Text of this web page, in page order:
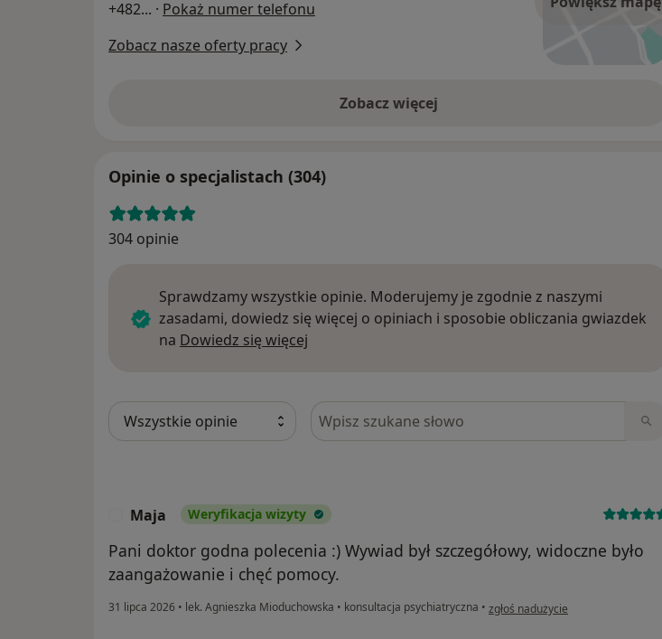
+482... · Pokaż numer telefonu
Zobacz nasze oferty pracy
Zobacz więcej
Opinie o specjalistach (304)
304 opinie
Sprawdzamy wszystkie opinie. Moderujemy je zgodnie z naszymi
zasadami, dowiedz się więcej o opiniach i sposobie obliczania gwiazdek
na Dowiedz się więcej
Szukaj w opiniach
Maja Weryfikacja wizyty
Pani doktor godna polecenia :) Wywiad był szczegółowy, widoczne było
zaangażowanie i chęć pomocy.
31 lipca 2026 • lek. Agnieszka Mioduchowska • konsultacja psychiatryczna • w opinii użytkownika Maja
zgłoś nadużycie